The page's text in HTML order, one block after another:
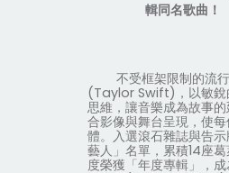
輯同名歌曲！
不受框架限制的流
(Taylor Swift) ，以敏
思維，讓音樂成為故事
合影像與舞台呈現，使
體。入選滾石雜誌與告
藝人」名單，累積14座
度榮獲「年度專輯」，